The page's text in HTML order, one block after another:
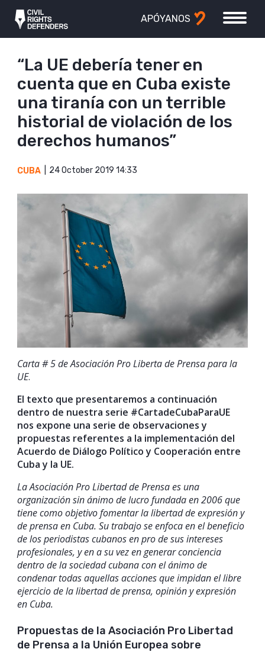
APÓYANOS
“La UE debería tener en
cuenta que en Cuba existe
una tiranía con un terrible
historial de violación de los
derechos humanos”
CUBA 24 October 2019 14:33
Carta # 5 de Asociación Pro Liberta de Prensa para la
UE.
El texto que presentaremos a continuación
dentro de nuestra serie #CartadeCubaParaUE
nos expone una serie de observaciones y
propuestas referentes a la implementación del
Acuerdo de Diálogo Político y Cooperación entre
Cuba y la UE.
La Asociación Pro Libertad de Prensa es una
organización sin ánimo de lucro fundada en 2006 que
tiene como objetivo fomentar la libertad de expresión y
de prensa en Cuba. Su trabajo se enfoca en el beneficio
de los periodistas cubanos en pro de sus intereses
profesionales, y en a su vez en generar conciencia
dentro de la sociedad cubana con el ánimo de
condenar todas aquellas acciones que impidan el libre
ejercicio de la libertad de prensa, opinión y expresión
en Cuba.
Propuestas de la Asociación Pro Libertad
de Prensa a la Unión Europea sobre